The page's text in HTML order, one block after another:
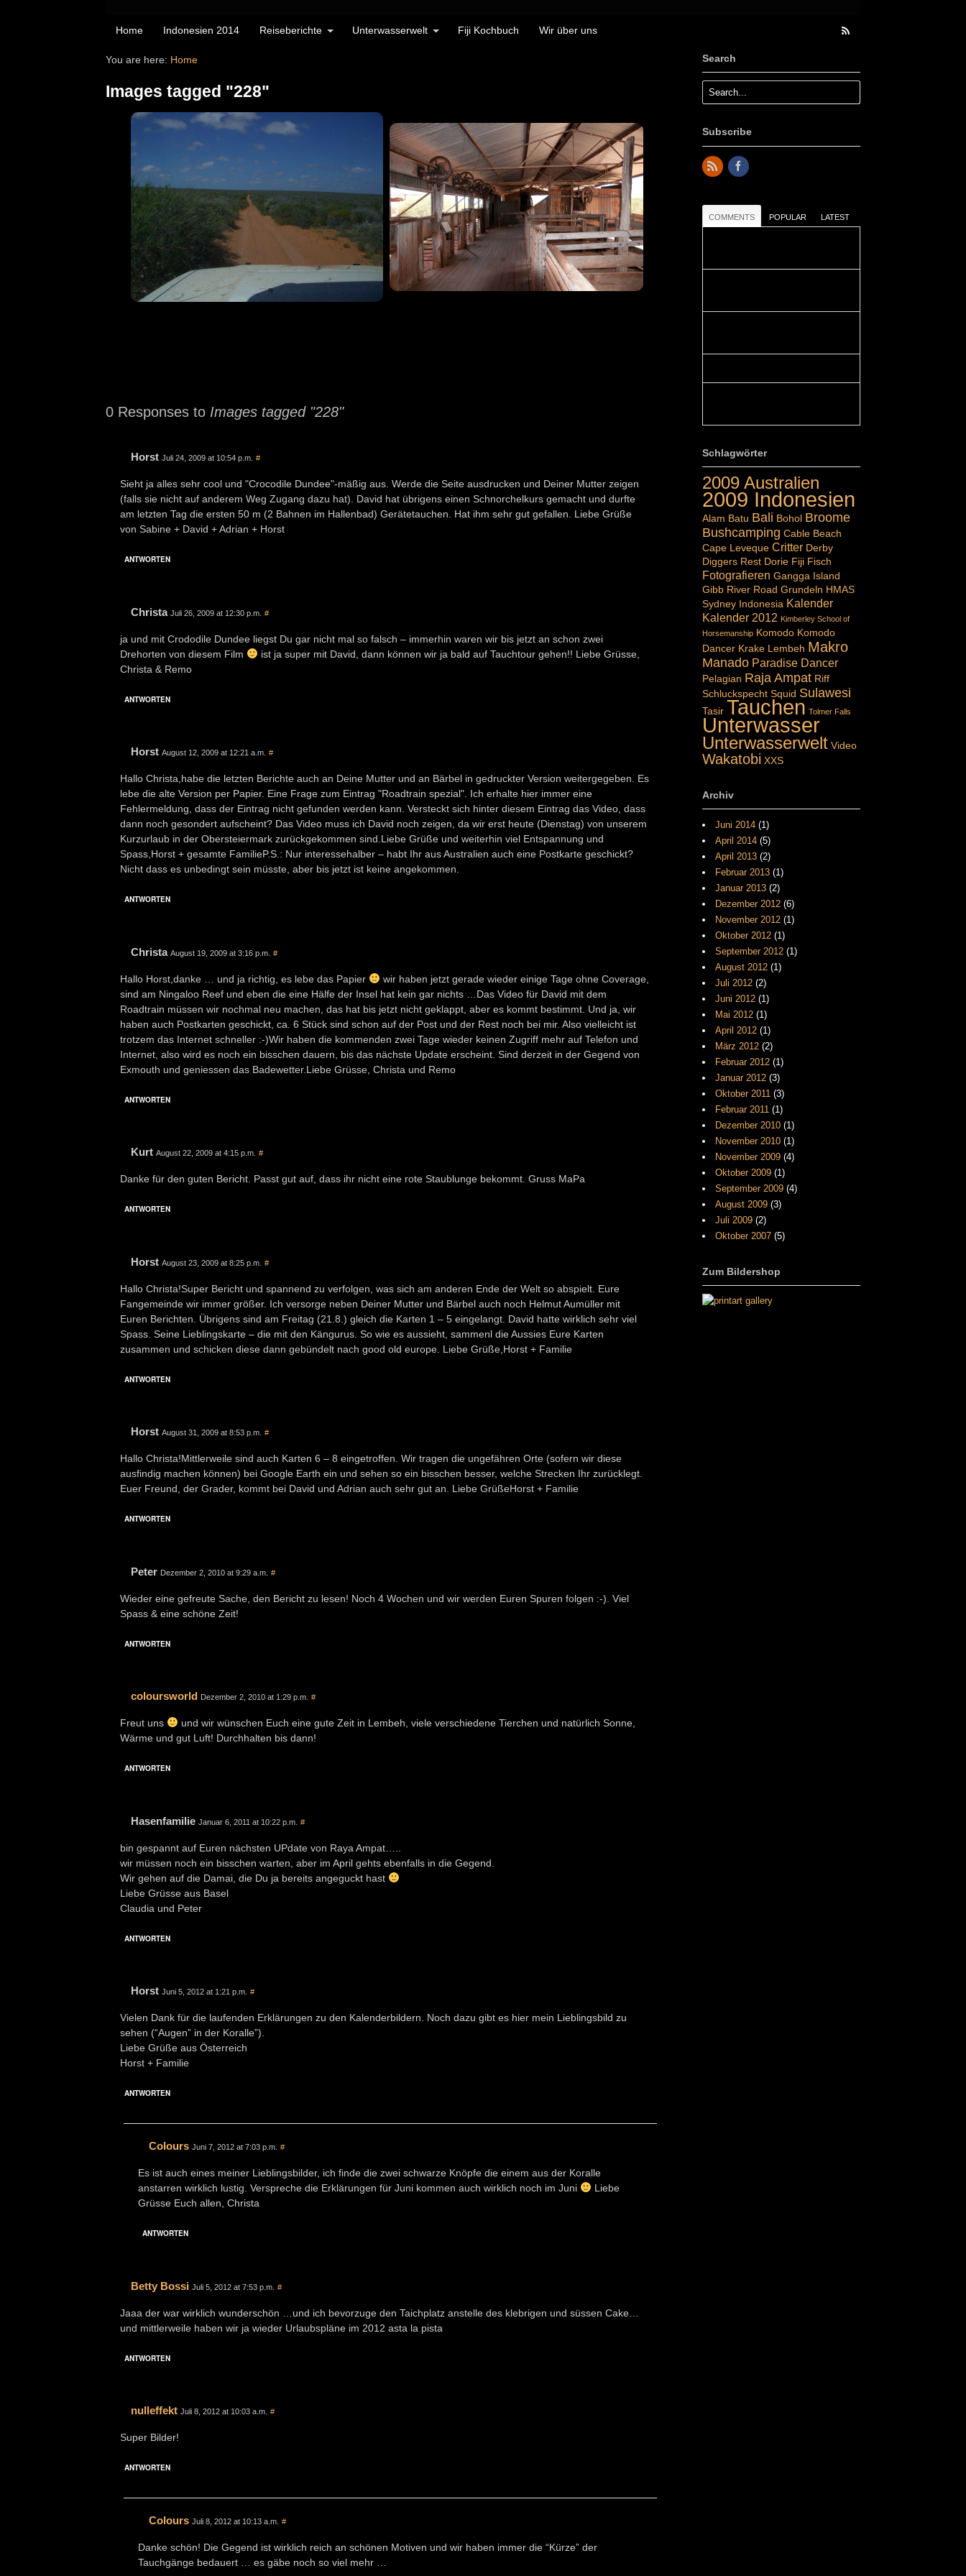
Home Indonesien 2014 Reiseberichte Unterwasserwelt Fiji Kochbuch Wir über uns
You are here: Home
Images tagged "228"
0 Responses to Images tagged "228"
Horst Juli 24, 2009 at 10:54 p.m. #
Sieht ja alles sehr cool und "Crocodile Dundee"-mäßig aus. Werde die Seite ausdrucken und Deiner Mutter zeigen
(falls sie nicht auf anderem Weg Zugang dazu hat). David hat übrigens einen Schnorchelkurs gemacht und durfte
am letzten Tag die ersten 50 m (2 Bahnen im Hallenbad) Gerätetauchen. Hat ihm sehr gut gefallen. Liebe Grüße
von Sabine + David + Adrian + Horst
ANTWORTEN
Christa Juli 26, 2009 at 12:30 p.m. #
ja und mit Crododile Dundee liegst Du gar nicht mal so falsch – immerhin waren wir bis jetzt an schon zwei
Drehorten von diesem Film
ist ja super mit David, dann können wir ja bald auf Tauchtour gehen!! Liebe Grüsse,
Christa & Remo
ANTWORTEN
Horst August 12, 2009 at 12:21 a.m. #
Hallo Christa,habe die letzten Berichte auch an Deine Mutter und an Bärbel in gedruckter Version weitergegeben. Es
lebe die alte Version per Papier. Eine Frage zum Eintrag "Roadtrain spezial". Ich erhalte hier immer eine
Fehlermeldung, dass der Eintrag nicht gefunden werden kann. Versteckt sich hinter diesem Eintrag das Video, dass
dann noch gesondert aufscheint? Das Video muss ich David noch zeigen, da wir erst heute (Dienstag) von unserem
Kurzurlaub in der Obersteiermark zurückgekommen sind.Liebe Grüße und weiterhin viel Entspannung und
Spass,Horst + gesamte FamilieP.S.: Nur interessehalber – habt Ihr aus Australien auch eine Postkarte geschickt?
Nicht dass es unbedingt sein müsste, aber bis jetzt ist keine angekommen.
ANTWORTEN
Christa August 19, 2009 at 3:16 p.m. #
Hallo Horst,danke … und ja richtig, es lebe das Papier
wir haben jetzt gerade wieder einige Tage ohne Coverage,
sind am Ningaloo Reef und eben die eine Hälfe der Insel hat kein gar nichts …Das Video für David mit dem
Roadtrain müssen wir nochmal neu machen, das hat bis jetzt nicht geklappt, aber es kommt bestimmt. Und ja, wir
haben auch Postkarten geschickt, ca. 6 Stück sind schon auf der Post und der Rest noch bei mir. Also vielleicht ist
trotzem das Internet schneller :-)Wir haben die kommenden zwei Tage wieder keinen Zugriff mehr auf Telefon und
Internet, also wird es noch ein bisschen dauern, bis das nächste Update erscheint. Sind derzeit in der Gegend von
Exmouth und geniessen das Badewetter.Liebe Grüsse, Christa und Remo
ANTWORTEN
Kurt August 22, 2009 at 4:15 p.m. #
Danke für den guten Bericht. Passt gut auf, dass ihr nicht eine rote Staublunge bekommt. Gruss MaPa
ANTWORTEN
Horst August 23, 2009 at 8:25 p.m. #
Hallo Christa!Super Bericht und spannend zu verfolgen, was sich am anderen Ende der Welt so abspielt. Eure
Fangemeinde wir immer größer. Ich versorge neben Deiner Mutter und Bärbel auch noch Helmut Aumüller mit
Euren Berichten. Übrigens sind am Freitag (21.8.) gleich die Karten 1 – 5 eingelangt. David hatte wirklich sehr viel
Spass. Seine Lieblingskarte – die mit den Kängurus. So wie es aussieht, sammenl die Aussies Eure Karten
zusammen und schicken diese dann gebündelt nach good old europe. Liebe Grüße,Horst + Familie
ANTWORTEN
Horst August 31, 2009 at 8:53 p.m. #
Hallo Christa!Mittlerweile sind auch Karten 6 – 8 eingetroffen. Wir tragen die ungefähren Orte (sofern wir diese
ausfindig machen können) bei Google Earth ein und sehen so ein bisschen besser, welche Strecken Ihr zurücklegt.
Euer Freund, der Grader, kommt bei David und Adrian auch sehr gut an. Liebe GrüßeHorst + Familie
ANTWORTEN
Peter Dezember 2, 2010 at 9:29 a.m. #
Wieder eine gefreute Sache, den Bericht zu lesen! Noch 4 Wochen und wir werden Euren Spuren folgen :-). Viel
Spass & eine schöne Zeit!
ANTWORTEN
coloursworld Dezember 2, 2010 at 1:29 p.m. #
Freut uns
und wir wünschen Euch eine gute Zeit in Lembeh, viele verschiedene Tierchen und natürlich Sonne,
Wärme und gut Luft! Durchhalten bis dann!
ANTWORTEN
Hasenfamilie Januar 6, 2011 at 10:22 p.m. #
bin gespannt auf Euren nächsten UPdate von Raya Ampat…..
wir müssen noch ein bisschen warten, aber im April gehts ebenfalls in die Gegend.
Wir gehen auf die Damai, die Du ja bereits angeguckt hast
Liebe Grüsse aus Basel
Claudia und Peter
ANTWORTEN
Horst Juni 5, 2012 at 1:21 p.m. #
Vielen Dank für die laufenden Erklärungen zu den Kalenderbildern. Noch dazu gibt es hier mein Lieblingsbild zu
sehen (“Augen” in der Koralle”).
Liebe Grüße aus Österreich
Horst + Familie
ANTWORTEN
Colours Juni 7, 2012 at 7:03 p.m. #
Es ist auch eines meiner Lieblingsbilder, ich finde die zwei schwarze Knöpfe die einem aus der Koralle
anstarren wirklich lustig. Verspreche die Erklärungen für Juni kommen auch wirklich noch im Juni
Liebe
Grüsse Euch allen, Christa
ANTWORTEN
Betty Bossi Juli 5, 2012 at 7:53 p.m. #
Jaaa der war wirklich wunderschön …und ich bevorzuge den Taichplatz anstelle des klebrigen und süssen Cake…
und mittlerweile haben wir ja wieder Urlaubspläne im 2012 asta la pista
ANTWORTEN
nulleffekt Juli 8, 2012 at 10:03 a.m. #
Super Bilder!
ANTWORTEN
Colours Juli 8, 2012 at 10:13 a.m. #
Danke schön! Die Gegend ist wirklich reich an schönen Motiven und wir haben immer die “Kürze” der
Tauchgänge bedauert … es gäbe noch so viel mehr …
Search
Subscribe
COMMENTS POPULAR LATEST
Schlagwörter
2009 Australien
2009 Indonesien
Alam Batu Bali Bohol Broome
Bushcamping Cable Beach
Cape Leveque Critter Derby
Diggers Rest Dorie Fiji Fisch
Fotografieren Gangga Island
Gibb River Road Grundeln HMAS
Sydney Indonesia Kalender
Kalender 2012 Kimberley School of
Horsemanship Komodo Komodo
Dancer Krake Lembeh Makro
Manado Paradise Dancer
Pelagian Raja Ampat Riff
Schluckspecht Squid Sulawesi
Tasir Tauchen Tolmer Falls
Unterwasser
Unterwasserwelt Video
Wakatobi XXS
Archiv
Juni 2014(1)
April 2014(5)
April 2013(2)
Februar 2013(1)
Januar 2013(2)
Dezember 2012(6)
November 2012(1)
Oktober 2012(1)
September 2012(1)
August 2012(1)
Juli 2012(2)
Juni 2012(1)
Mai 2012(1)
April 2012(1)
März 2012(2)
Februar 2012(1)
Januar 2012(3)
Oktober 2011(3)
Februar 2011(1)
Dezember 2010(1)
November 2010(1)
November 2009(4)
Oktober 2009(1)
September 2009(4)
August 2009(3)
Juli 2009(2)
Oktober 2007(5)
Zum Bildershop